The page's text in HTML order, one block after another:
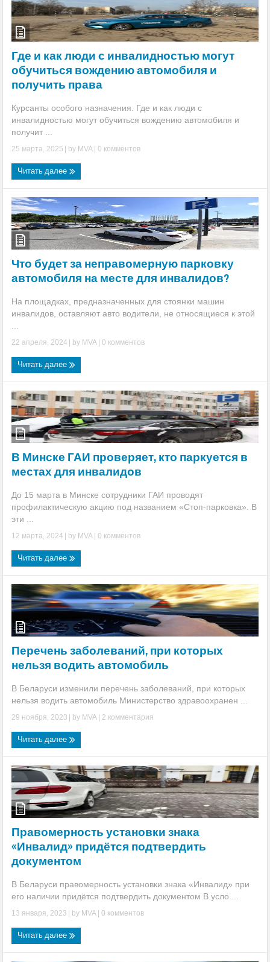
Где и как люди с инвалидностью могут
обучиться вождению автомобиля и
получить права
Курсанты особого назначения. Где и как люди с
инвалидностью могут обучиться вождению автомобиля и
получит ...
25 марта, 2025 | by MVA 0 комментов
Читать далее
Что будет за неправомерную парковку
автомобиля на месте для инвалидов?
На площадках, предназначенных для стоянки машин
инвалидов, оставляют авто водители, не относящиеся к этой
...
22 апреля, 2024 | by MVA 0 комментов
Читать далее
В Минске ГАИ проверяет, кто паркуется в
местах для инвалидов
До 15 марта в Минске сотрудники ГАИ проводят
профилактическую акцию под названием «Стоп-парковка». В
эти ...
12 марта, 2024 | by MVA 0 комментов
Читать далее
Перечень заболеваний, при которых
нельзя водить автомобиль
В Беларуси изменили перечень заболеваний, при которых
нельзя водить автомобиль Министерство здравоохранен ...
29 ноября, 2023 | by MVA 2 комментария
Читать далее
Правомерность установки знака
«Инвалид» придётся подтвердить
документом
В Беларуси правомерность установки знака «Инвалид» при
его наличии придётся подтвердить документом В усло ...
13 января, 2023 | by MVA 0 комментов
Читать далее